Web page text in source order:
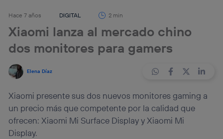
Hace 7 años DIGITAL 2 min
Xiaomi lanza al mercado chino
dos monitores para gamers
Elena Díaz
Xiaomi presente sus dos nuevos monitores gaming a
un precio más que competente por la calidad que
ofrecen: Xiaomi Mi Surface Display y Xiaomi Mi
Display.